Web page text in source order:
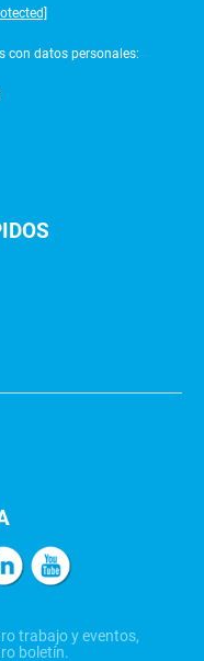
con datos personales:
trabajo y eventos,
boletín.